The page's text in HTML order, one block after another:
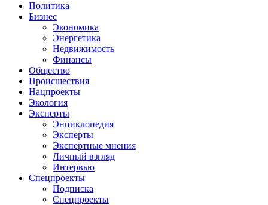
Политика
Бизнес
Экономика
Энергетика
Недвижимость
Финансы
Общество
Происшествия
Нацпроекты
Экология
Эксперты
Энциклопедия
Эксперты
Экспертные мнения
Личный взгляд
Интервью
Спецпроекты
Подписка
Спецпроекты